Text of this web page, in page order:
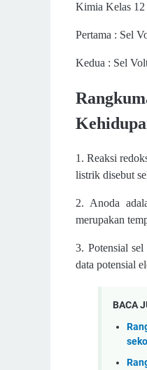
Kimia Kelas 12
Pertama : Sel
Kedua : Sel
1. Reaksi
listrik disebut
2. Anoda
merupakan
3. Potensial
data potensial
BACA